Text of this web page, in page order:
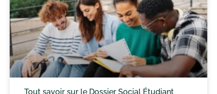
Tout savoir sur le Dossier Social Étudiant